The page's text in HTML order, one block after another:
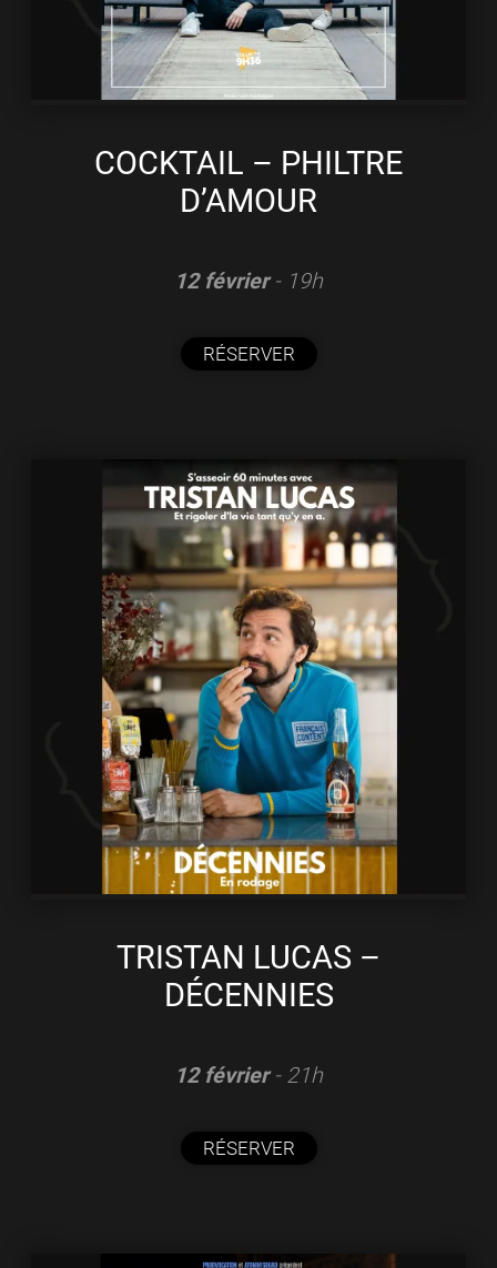
COCKTAIL – PHILTRE
D’AMOUR
12 février- 19h
RÉSERVER
TRISTAN LUCAS –
DÉCENNIES
12 février- 21h
RÉSERVER